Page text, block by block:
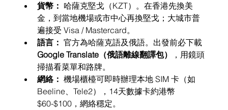
貨幣： 哈薩克堅戈（KZT）。在香港先換美
金，到當地機場或市中心再換堅戈；大城市普
遍接受 Visa / Mastercard。
語言： 官方為哈薩克語及俄語。出發前必下載
Google Translate（俄語離線翻譯包）
，用鏡頭
掃描看菜單和路牌。
網絡： 機場櫃檯可即時辦理本地 SIM 卡（如
Beeline、Tele2），14天數據卡約港幣
$60-$100，網絡穩定。